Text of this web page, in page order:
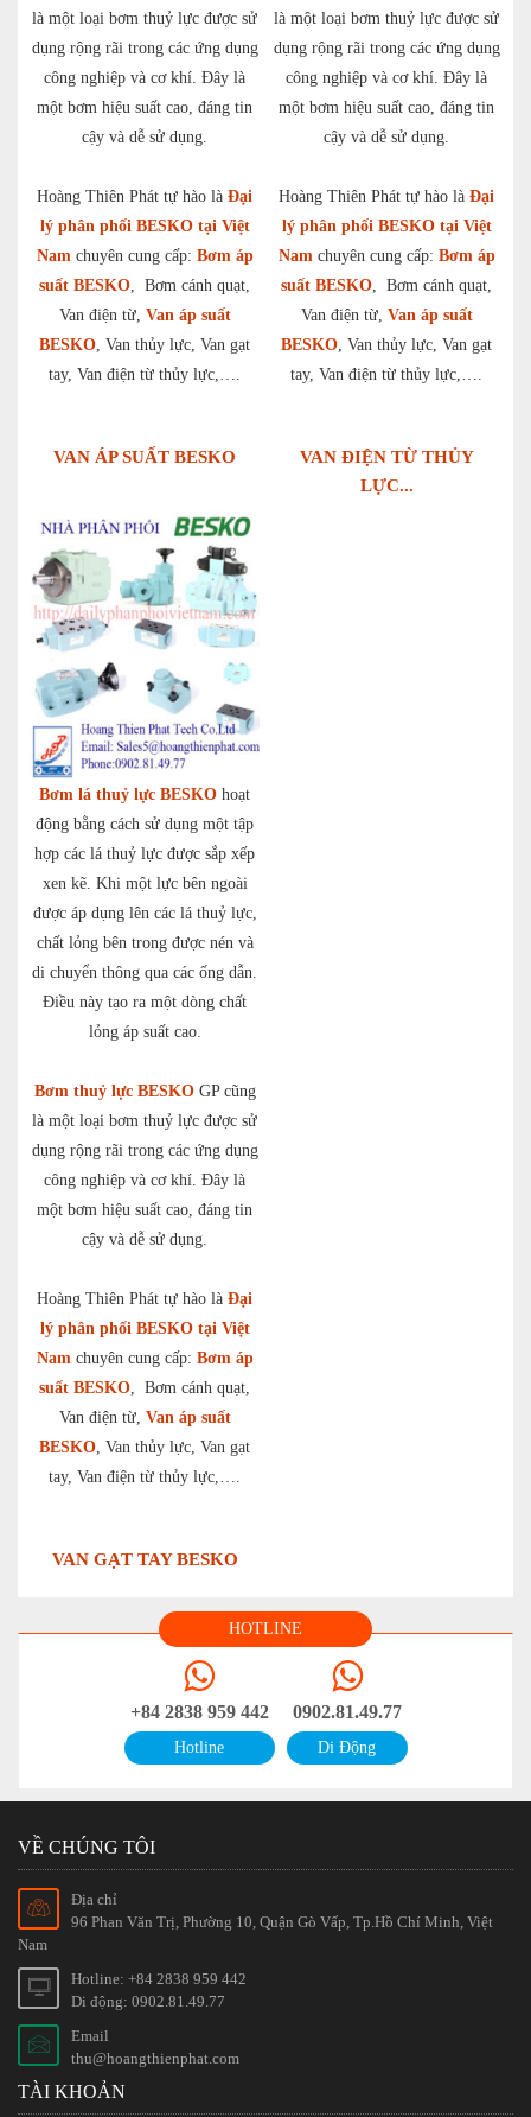
là một loại bơm thuỷ lực được sử
dụng rộng rãi trong các ứng dụng
công nghiệp và cơ khí. Đây là
một bơm hiệu suất cao, đáng tin
cậy và dễ sử dụng.
Hoàng Thiên Phát tự hào là Đại
lý phân phối BESKO tại Việt
Namchuyên cung cấp: Bơm áp
suất BESKO, Bơm cánh quạt,
Van điện từ, Van áp suất
BESKO, Van thủy lực, Van gạt
tay, Van điện từ thủy lực,….
VAN ÁP SUẤT BESKO
là một loại bơm thuỷ lực được sử
dụng rộng rãi trong các ứng dụng
công nghiệp và cơ khí. Đây là
một bơm hiệu suất cao, đáng tin
cậy và dễ sử dụng.
Hoàng Thiên Phát tự hào là Đại
lý phân phối BESKO tại Việt
Namchuyên cung cấp: Bơm áp
suất BESKO, Bơm cánh quạt,
Van điện từ, Van áp suất
BESKO, Van thủy lực, Van gạt
tay, Van điện từ thủy lực,….
VAN ĐIỆN TỪ THỦY
LỰC...
Bơm lá thuỷ lực BESKO hoạt
động bằng cách sử dụng một tập
hợp các lá thuỷ lực được sắp xếp
xen kẽ. Khi một lực bên ngoài
được áp dụng lên các lá thuỷ lực,
chất lỏng bên trong được nén và
di chuyển thông qua các ống dẫn.
Điều này tạo ra một dòng chất
lỏng áp suất cao.
Bơm thuỷ lực BESKOGP cũng
là một loại bơm thuỷ lực được sử
dụng rộng rãi trong các ứng dụng
công nghiệp và cơ khí. Đây là
một bơm hiệu suất cao, đáng tin
cậy và dễ sử dụng.
Hoàng Thiên Phát tự hào là Đại
lý phân phối BESKO tại Việt
Namchuyên cung cấp: Bơm áp
suất BESKO, Bơm cánh quạt,
Van điện từ, Van áp suất
BESKO, Van thủy lực, Van gạt
tay, Van điện từ thủy lực,….
VAN GẠT TAY BESKO
HOTLINE
+84 2838 959 442
Hotline
0902.81.49.77
Di Động
VỀ CHÚNG TÔI
Địa chỉ
96 Phan Văn Trị, Phường 10, Quận Gò Vấp, Tp.Hồ Chí Minh, Việt
Nam
Hotline: +84 2838 959 442
Di động: 0902.81.49.77
Email
thu@hoangthienphat.com
TÀI KHOẢN